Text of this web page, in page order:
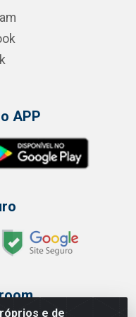
e de
APP